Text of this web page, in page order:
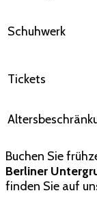
Schuhwerk
Tickets
Buchen Sie
Berliner
finden Sie auf